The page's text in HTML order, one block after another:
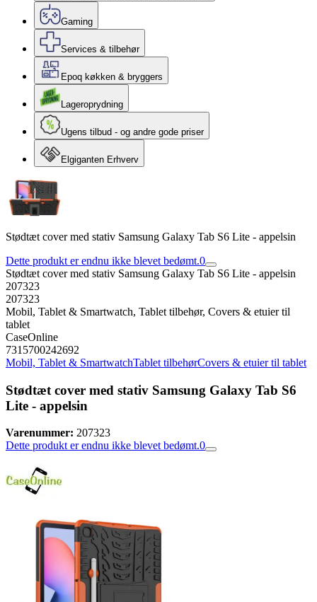
Gaming
Services & tilbehør
Epoq køkken & bryggers
Lageroprydning
Ugens tilbud - og andre gode priser
Elgiganten Erhverv
Stødtæt cover med stativ Samsung Galaxy Tab S6 Lite - appelsin
Dette produkt er endnu ikke blevet bedømt.0
Stødtæt cover med stativ Samsung Galaxy Tab S6 Lite - appelsin
207323
207323
Mobil, Tablet & Smartwatch, Tablet tilbehør, Covers & etuier til
tablet
CaseOnline
7315700242692
Mobil, Tablet & SmartwatchTablet tilbehørCovers & etuier til tablet
Stødtæt cover med stativ Samsung Galaxy Tab S6
Lite - appelsin
Varenummer: 207323
Dette produkt er endnu ikke blevet bedømt.0